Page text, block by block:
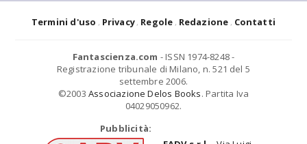
Termini d'uso Privacy Regole Redazione Contatti
Fantascienza.com - ISSN 1974-8248 -
Registrazione tribunale di Milano, n. 521 del 5
settembre 2006.
©2003 Associazione Delos Books. Partita Iva
04029050962.
Pubblicità: